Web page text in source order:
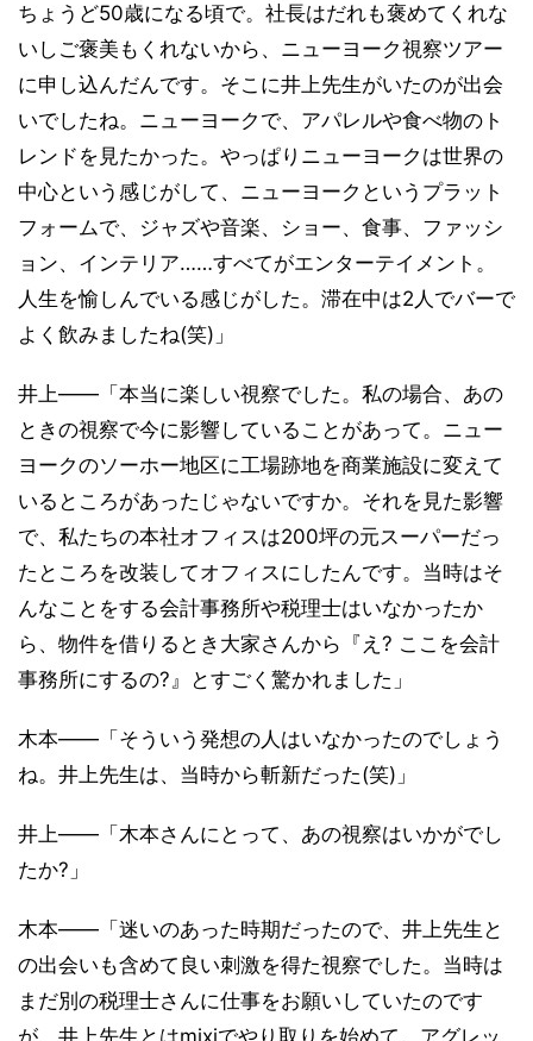
ちょうど50歳になる頃で。社長はだれも褒めてくれな
いしご褒美もくれないから、ニューヨーク視察ツアー
に申し込んだんです。そこに井上先生がいたのが出会
いでしたね。ニューヨークで、アパレルや食べ物のト
レンドを見たかった。やっぱりニューヨークは世界の
中心という感じがして、ニューヨークというプラット
フォームで、ジャズや音楽、ショー、食事、ファッシ
ョン、インテリア……すべてがエンターテイメント。
人生を愉しんでいる感じがした。滞在中は2人でバーで
よく飲みましたね(笑)」
井上――「本当に楽しい視察でした。私の場合、あの
ときの視察で今に影響していることがあって。ニュー
ヨークのソーホー地区に工場跡地を商業施設に変えて
いるところがあったじゃないですか。それを見た影響
で、私たちの本社オフィスは200坪の元スーパーだっ
たところを改装してオフィスにしたんです。当時はそ
んなことをする会計事務所や税理士はいなかったか
ら、物件を借りるとき大家さんから『え? ここを会計
事務所にするの?』とすごく驚かれました」
木本――「そういう発想の人はいなかったのでしょう
ね。井上先生は、当時から斬新だった(笑)」
井上――「木本さんにとって、あの視察はいかがでし
たか?」
木本――「迷いのあった時期だったので、井上先生と
の出会いも含めて良い刺激を得た視察でした。当時は
まだ別の税理士さんに仕事をお願いしていたのです